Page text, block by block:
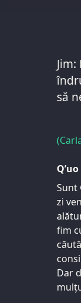
să
Q’uo
Sunt
zi
fim
Dar